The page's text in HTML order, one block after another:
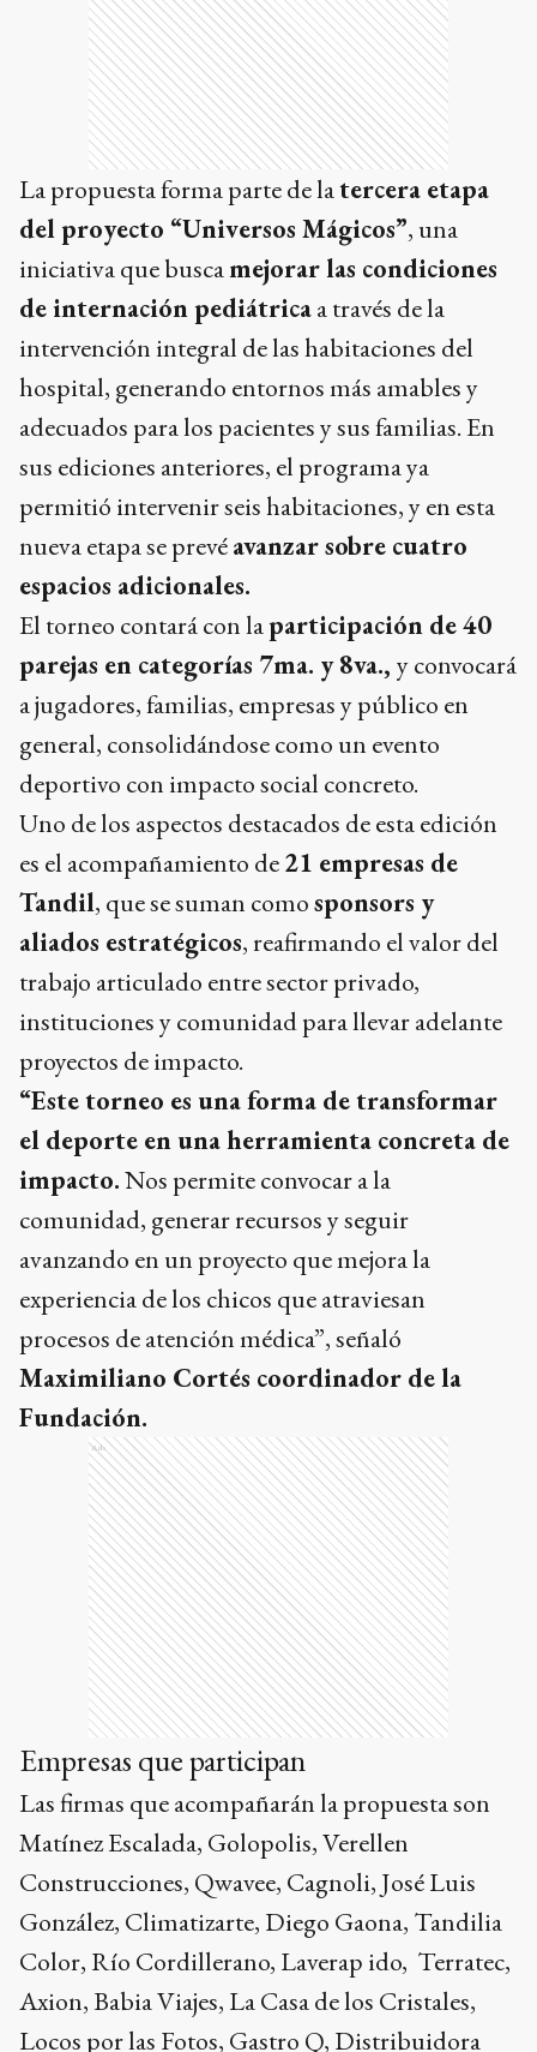
La propuesta forma parte de latercera etapa
del proyecto “Universos Mágicos”, una
iniciativa que buscamejorar las condiciones
de internación pediátricaa través de la
intervención integral de las habitaciones del
hospital, generando entornos más amables y
adecuados para los pacientes y sus familias. En
sus ediciones anteriores, el programa ya
permitió intervenir seis habitaciones, y en esta
nueva etapa se prevéavanzar sobre cuatro
espacios adicionales.
El torneo contará con laparticipación de 40
parejas en categorías 7ma. y 8va., y convocará
a jugadores, familias, empresas y público en
general, consolidándose como un evento
deportivo con impacto social concreto.
Uno de los aspectos destacados de esta edición
es el acompañamiento de21 empresas de
Tandil, que se suman comosponsors y
aliados estratégicos, reafirmando el valor del
trabajo articulado entre sector privado,
instituciones y comunidad para llevar adelante
proyectos de impacto.
“Este torneo es una forma de transformar
el deporte en una herramienta concreta de
impacto.Nos permite convocar a la
comunidad, generar recursos y seguir
avanzando en un proyecto que mejora la
experiencia de los chicos que atraviesan
procesos de atención médica”, señaló
Maximiliano Cortés coordinador de la
Fundación.
Ads
Empresas que participan
Las firmas que acompañarán la propuesta son
Matínez Escalada, Golopolis, Verellen
Construcciones, Qwavee, Cagnoli, José Luis
González, Climatizarte, Diego Gaona, Tandilia
Color, Río Cordillerano, Laverap ido, Terratec,
Axion, Babia Viajes, La Casa de los Cristales,
Locos por las Fotos, Gastro Q, Distribuidora